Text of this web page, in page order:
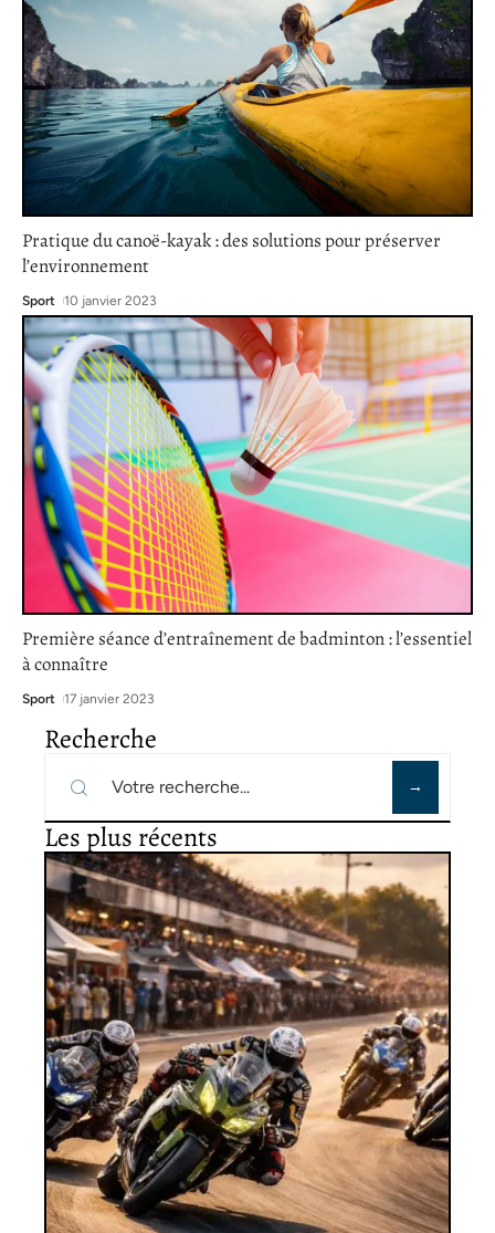
Pratique du canoë-kayak : des solutions pour préserver
l’environnement
Sport 10 janvier 2023
Première séance d’entraînement de badminton : l’essentiel
à connaître
Sport 17 janvier 2023
Recherche
Les plus récents